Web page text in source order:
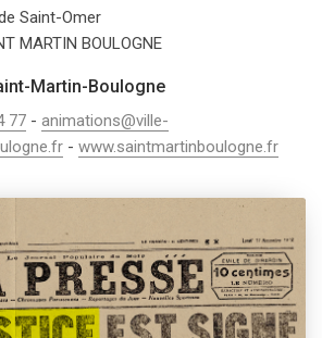
Saint-Omer
MARTIN BOULOGNE
Martin-Boulogne
77 - animations@ville-
- www.saintmartinboulogne.fr